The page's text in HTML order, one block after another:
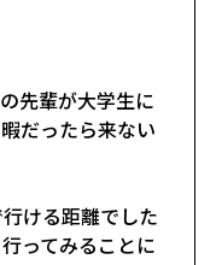
先輩が大学生に
だったら来ない
ける距離でした
ってみることに